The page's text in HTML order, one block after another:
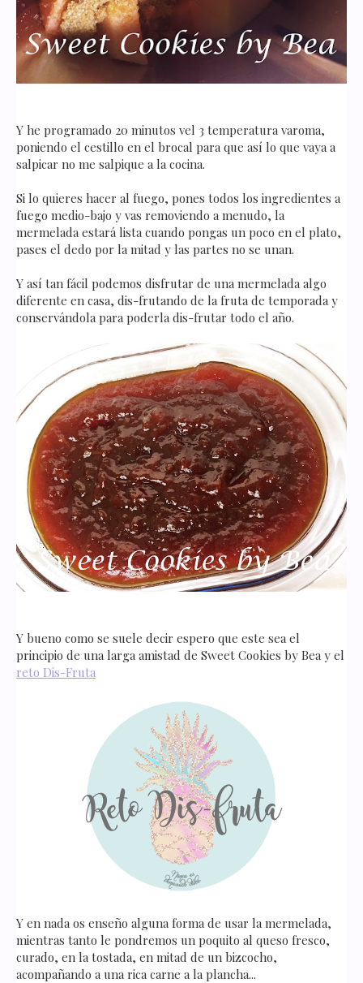
Y he programado 20 minutos vel 3 temperatura varoma,
poniendo el cestillo en el brocal para que así lo que vaya a
salpicar no me salpique a la cocina.
Si lo quieres hacer al fuego, pones todos los ingredientes a
fuego medio-bajo y vas removiendo a menudo, la
mermelada estará lista cuando pongas un poco en el plato,
pases el dedo por la mitad y las partes no se unan.
Y así tan fácil podemos disfrutar de una mermelada algo
diferente en casa, dis-frutando de la fruta de temporada y
conservándola para poderla dis-frutar todo el año.
Y bueno como se suele decir espero que este sea el
principio de una larga amistad de Sweet Cookies by Bea y el
reto Dis-Fruta
Y en nada os enseño alguna forma de usar la mermelada,
mientras tanto le pondremos un poquito al queso fresco,
curado, en la tostada, en mitad de un bizcocho,
acompañando a una rica carne a la plancha...